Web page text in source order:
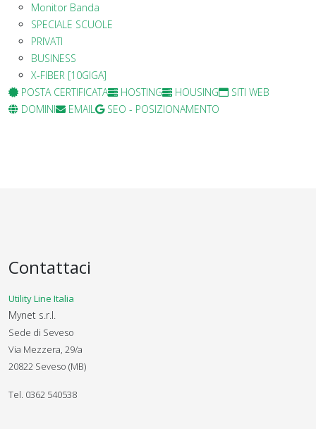
Monitor Banda
SPECIALE SCUOLE
PRIVATI
BUSINESS
X-FIBER [10GIGA]
POSTA CERTIFICATA HOSTING HOUSING
SITI WEB
DOMINI
EMAIL SEO - POSIZIONAMENTO
Contattaci
Utility Line Italia
Mynet s.r.l.
Sede di Seveso
Via Mezzera, 29/a
20822 Seveso (MB)
Tel. 0362 540538